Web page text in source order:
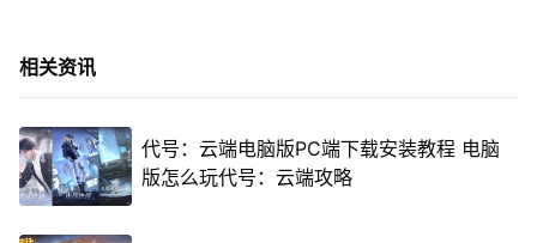
相关资讯
代号：云端电脑版PC端下载安装教程 电脑
版怎么玩代号：云端攻略